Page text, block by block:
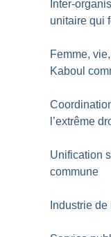
Inter-
unitaire qui
Femme,
Kaboul
l’extrême
Unification
commune
Industrie